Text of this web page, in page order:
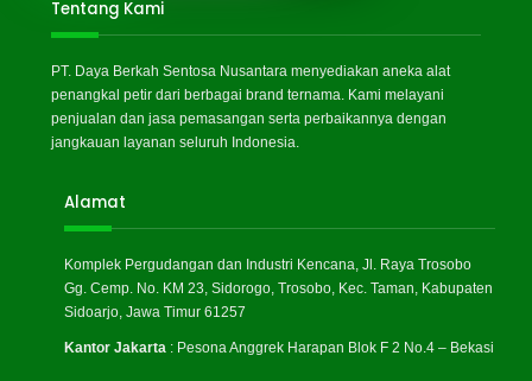
Tentang Kami
PT. Daya Berkah Sentosa Nusantara menyediakan aneka alat
penangkal petir dari berbagai brand ternama. Kami melayani
penjualan dan jasa pemasangan serta perbaikannya dengan
jangkauan layanan seluruh Indonesia.
Alamat
Komplek Pergudangan dan Industri Kencana, Jl. Raya Trosobo
Gg. Cemp. No. KM 23, Sidorogo, Trosobo, Kec. Taman, Kabupaten
Sidoarjo, Jawa Timur 61257
Kantor Jakarta : Pesona Anggrek Harapan Blok F 2 No.4 – Bekasi